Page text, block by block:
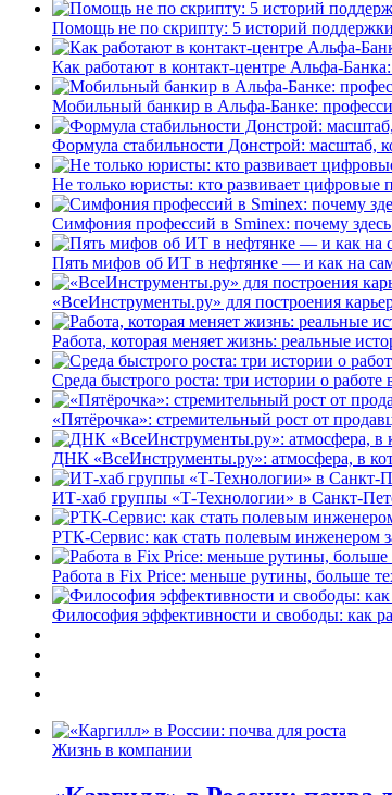
Помощь не по скрипту: 5 историй
Как работают в контакт-центре Альфа-
Мобильный банкир в Альфа-Банке:
Формула стабильности Донстрой: масштаб,
Не только юристы: кто развивает цифровые
Симфония профессий в Sminex: почему
Пять мифов об ИТ в нефтянке — и как на
«ВсеИнструменты.ру» для построения
Работа, которая меняет жизнь: реальные
Среда быстрого роста: три истории о
«Пятёрочка»: стремительный рост от
ДНК «ВсеИнструменты.ру»: атмосфера, в
ИТ-хаб группы «Т-Технологии» в Санкт-
РТК-Сервис: как стать полевым инженером
Работа в Fix Price: меньше рутины, больше
Философия эффективности и свободы: как
Жизнь в компании